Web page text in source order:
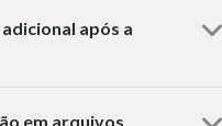
após a
em arquivos